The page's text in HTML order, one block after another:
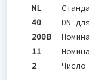
NL
40
DN
200B
11
2
Число